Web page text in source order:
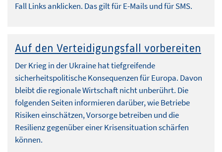
Fall Links anklicken. Das gilt für E-Mails und für SMS.
Auf den Verteidigungsfall vorbereiten
Der Krieg in der Ukraine hat tiefgreifende
sicherheitspolitische Konsequenzen für Europa. Davon
bleibt die regionale Wirtschaft nicht unberührt. Die
folgenden Seiten informieren darüber, wie Betriebe
Risiken einschätzen, Vorsorge betreiben und die
Resilienz gegenüber einer Krisensituation schärfen
können.